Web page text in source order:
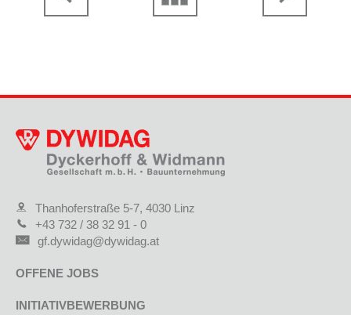
Thanhoferstraße 5-7, 4030 Linz
+43 732 / 38 32 91 - 0
gf.dywidag@dywidag.at
OFFENE JOBS
INITIATIVBEWERBUNG